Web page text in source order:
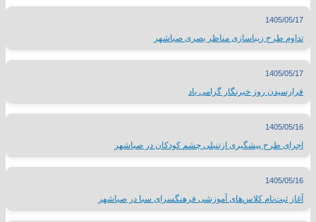
1405/05/17
تداوم طرح زیباسازی مناظر بصری صباشهر
1405/05/17
فرارسیدن روز خبرنگار گرامی باد
1405/05/16
اجرای طرح پیشگیری ازتنبلی چشم کودکان در صباشهر
1405/05/16
آغاز ثبت‌نام کلاس‌های آموزشی فرهنگسرای سبا در صباشهر